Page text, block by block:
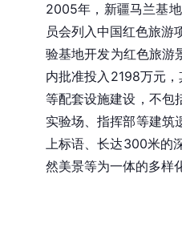
2005年，新疆马兰基
员会列入中国红色旅游
验基地开发为红色旅游
内批准投入2198万元
等配套设施建设，不包
实验场、指挥部等建筑
上标语、长达300米的
然美景等为一体的多样